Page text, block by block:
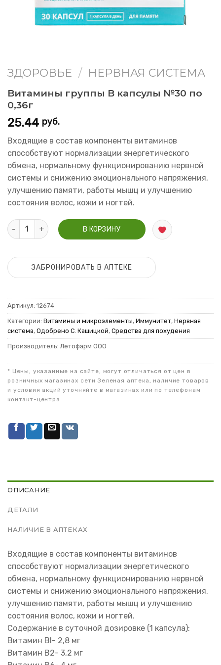
ЗДОРОВЬЕ / НЕРВНАЯ СИСТЕМА
Витамины группы В капсулы №30 по
0,36г
25.44 руб.
Входящие в состав компоненты витаминов
способствуют нормализации энергетического
обмена, нормальному функционированию нервной
системы и снижению эмоционального напряжения,
улучшению памяти, работы мышц и улучшению
состояния волос, кожи и ногтей.
Количество Витамины группы В капсулы №30 по 0,36г
В КОРЗИНУ
ЗАБРОНИРОВАТЬ В АПТЕКЕ
Артикул: 12674
Категории: Витамины и микроэлементы, Иммунитет, Нервная
система, Одобрено С. Кашицкой, Средства для похудения
Производитель: Летофарм ООО
* Цены, указанные на сайте, могут отличаться от цен в
розничных магазинах сети Зеленая аптека, наличие товаров
и условия акций уточняйте в магазинах или по телефонам
контакт-центра.
ОПИСАНИЕ
ДЕТАЛИ
НАЛИЧИЕ В АПТЕКАХ
Входящие в состав компоненты витаминов
способствуют нормализации энергетического
обмена, нормальному функционированию нервной
системы и снижению эмоционального напряжения,
улучшению памяти, работы мышц и улучшению
состояния волос, кожи и ногтей.
Содержание в суточной дозировке (1 капсула):
Витамин Bl- 2,8 мг
Витамин В2- 3,2 мг